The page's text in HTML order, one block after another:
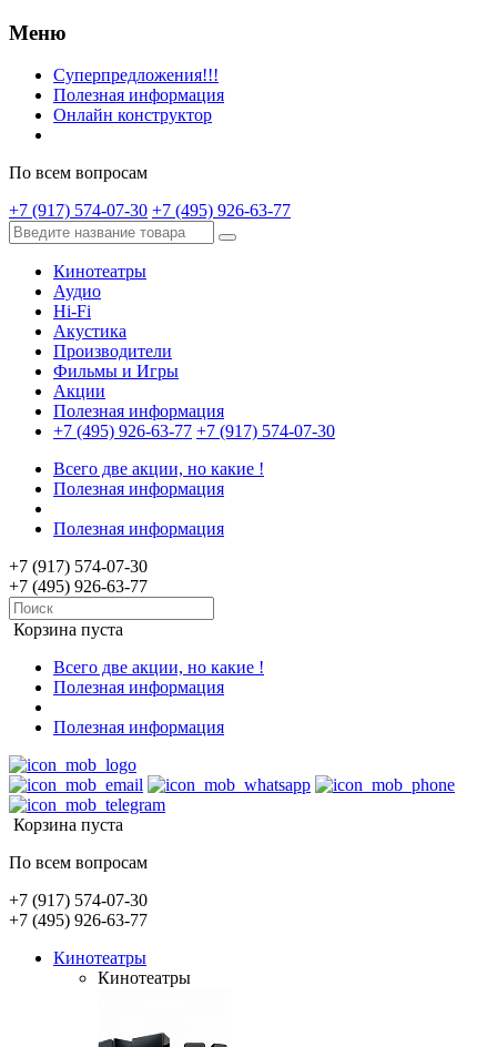
Меню
Суперпредложения!!!
Полезная информация
Онлайн конструктор
По всем вопросам
+7 (917) 574-07-30 +7 (495) 926-63-77
Кинотеатры
Аудио
Hi-Fi
Акустика
Производители
Фильмы и Игры
Акции
Полезная информация
+7 (495) 926-63-77 +7 (917) 574-07-30
Всего две акции, но какие !
Полезная информация
Полезная информация
+7 (917) 574-07-30
+7 (495) 926-63-77
Корзина пуста
Всего две акции, но какие !
Полезная информация
Полезная информация
Корзина пуста
По всем вопросам
+7 (917) 574-07-30
+7 (495) 926-63-77
Кинотеатры
Кинотеатры